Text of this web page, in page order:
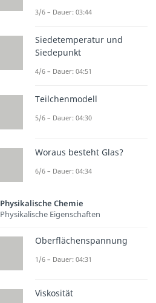
3/6 – Dauer: 03:44
Siedetemperatur und
Siedepunkt
4/6 – Dauer: 04:51
Teilchenmodell
5/6 – Dauer: 04:30
Woraus besteht Glas?
6/6 – Dauer: 04:34
Physikalische Chemie
Physikalische Eigenschaften
Oberflächenspannung
1/6 – Dauer: 04:31
Viskosität